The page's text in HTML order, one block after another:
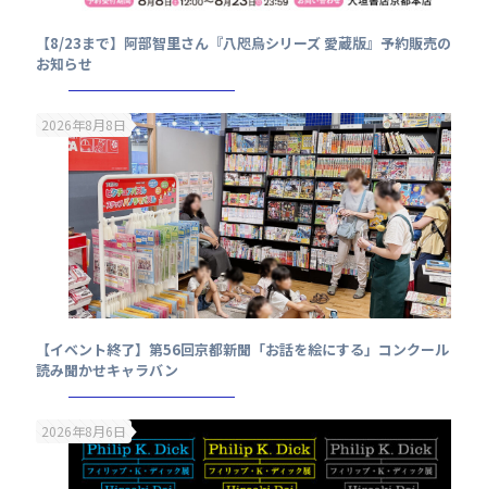
【8/23まで】阿部智里さん『八咫烏シリーズ 愛蔵版』予約販売の
お知らせ
2026年8月8日
【イベント終了】第56回京都新聞「お話を絵にする」コンクール
読み聞かせキャラバン
2026年8月6日